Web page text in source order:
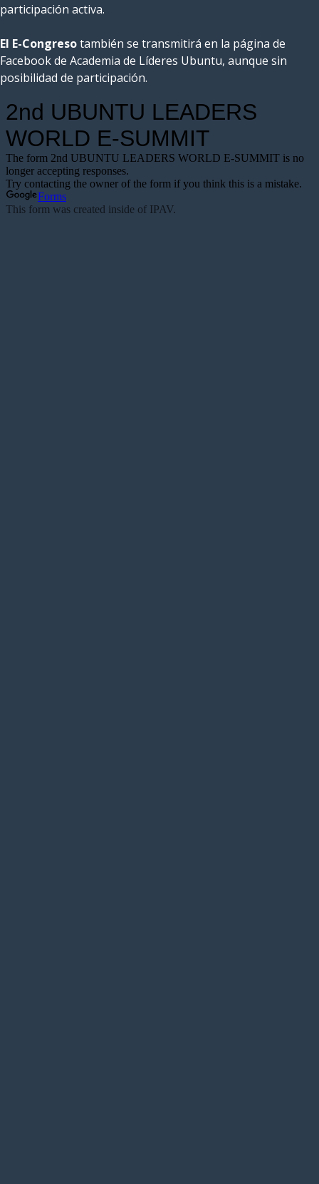
participación activa.
El E-Congresotambién se transmitirá en la página de
Facebook de Academia de Líderes Ubuntu, aunque sin
posibilidad de participación.